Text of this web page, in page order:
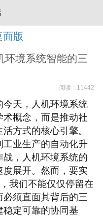
面版
环境系统智能的三
阅读：11442
天，人机环境系统
概念，而是推动社
方式的核心引擎。
工业生产的自动化升
，人机环境系统的
展开。然而，要实
我们不能仅仅停留在
须直面其背后的三
定可靠的协同基